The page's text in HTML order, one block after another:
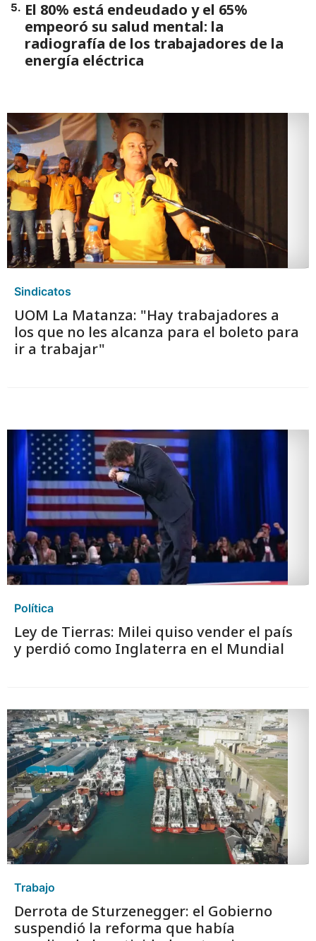
5. El 80% está endeudado y el 65%
empeoró su salud mental: la
radiografía de los trabajadores de la
energía eléctrica
Sindicatos
UOM La Matanza: "Hay trabajadores a
los que no les alcanza para el boleto para
ir a trabajar"
Política
Ley de Tierras: Milei quiso vender el país
y perdió como Inglaterra en el Mundial
Trabajo
Derrota de Sturzenegger: el Gobierno
suspendió la reforma que había